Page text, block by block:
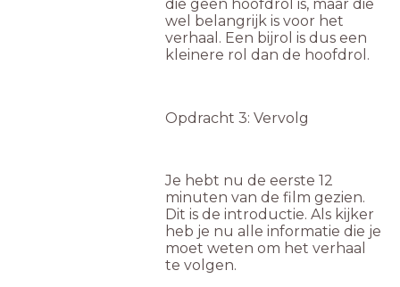
die geen hoofdrol is, maar die
wel belangrijk is voor het
verhaal. Een bijrol is dus een
kleinere rol dan de hoofdrol.
Opdracht 3: Vervolg
Je hebt nu de eerste 12
minuten van de film gezien.
Dit is de introductie. Als kijker
heb je nu alle informatie die je
moet weten om het verhaal
te volgen.